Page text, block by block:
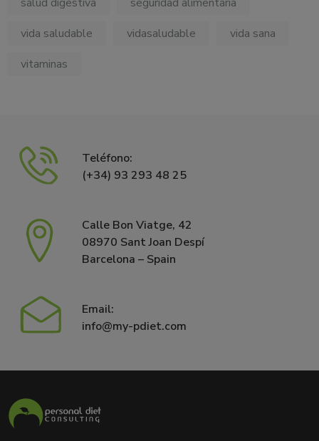
vida saludable
vidasaludable
vida sana
vitaminas
Teléfono:
(+34) 93 293 48 25
Calle Bon Viatge, 42
08970 Sant Joan Despí
Barcelona – Spain
Email:
info@my-pdiet.com